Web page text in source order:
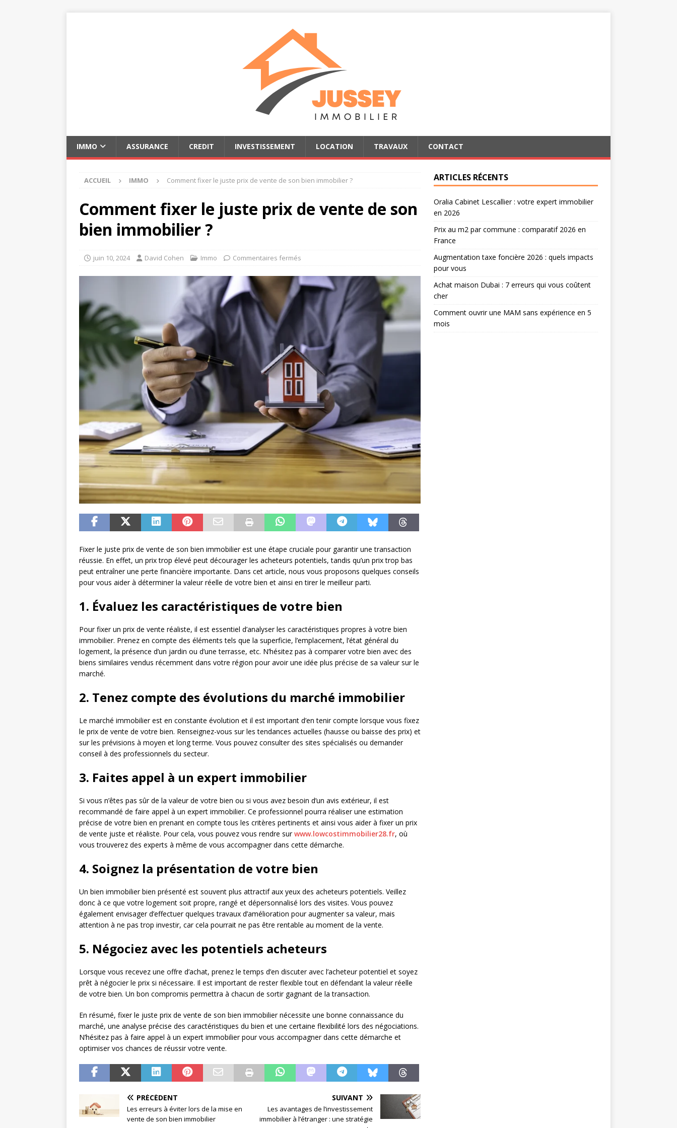
IMMO ASSURANCE CREDIT INVESTISSEMENT LOCATION TRAVAUX CONTACT
ACCUEIL IMMO Comment fixer le juste prix de vente de son bien immobilier ?
Comment fixer le juste prix de vente de son
bien immobilier ?
juin 10, 2024 David Cohen Immo Commentaires fermés
Fixer le juste prix de vente de son bien immobilier est une étape cruciale pour garantir une transaction
réussie. En effet, un prix trop élevé peut décourager les acheteurs potentiels, tandis qu’un prix trop bas
peut entraîner une perte financière importante. Dans cet article, nous vous proposons quelques conseils
pour vous aider à déterminer la valeur réelle de votre bien et ainsi en tirer le meilleur parti.
1. Évaluez les caractéristiques de votre bien
Pour fixer un prix de vente réaliste, il est essentiel d’analyser les caractéristiques propres à votre bien
immobilier. Prenez en compte des éléments tels que la superficie, l’emplacement, l’état général du
logement, la présence d’un jardin ou d’une terrasse, etc. N’hésitez pas à comparer votre bien avec des
biens similaires vendus récemment dans votre région pour avoir une idée plus précise de sa valeur sur le
marché.
2. Tenez compte des évolutions du marché immobilier
Le marché immobilier est en constante évolution et il est important d’en tenir compte lorsque vous fixez
le prix de vente de votre bien. Renseignez-vous sur les tendances actuelles (hausse ou baisse des prix) et
sur les prévisions à moyen et long terme. Vous pouvez consulter des sites spécialisés ou demander
conseil à des professionnels du secteur.
3. Faites appel à un expert immobilier
Si vous n’êtes pas sûr de la valeur de votre bien ou si vous avez besoin d’un avis extérieur, il est
recommandé de faire appel à un expert immobilier. Ce professionnel pourra réaliser une estimation
précise de votre bien en prenant en compte tous les critères pertinents et ainsi vous aider à fixer un prix
de vente juste et réaliste. Pour cela, vous pouvez vous rendre surwww.lowcostimmobilier28.fr, où
vous trouverez des experts à même de vous accompagner dans cette démarche.
4. Soignez la présentation de votre bien
Un bien immobilier bien présenté est souvent plus attractif aux yeux des acheteurs potentiels. Veillez
donc à ce que votre logement soit propre, rangé et dépersonnalisé lors des visites. Vous pouvez
également envisager d’effectuer quelques travaux d’amélioration pour augmenter sa valeur, mais
attention à ne pas trop investir, car cela pourrait ne pas être rentable au moment de la vente.
5. Négociez avec les potentiels acheteurs
Lorsque vous recevez une offre d’achat, prenez le temps d’en discuter avec l’acheteur potentiel et soyez
prêt à négocier le prix si nécessaire. Il est important de rester flexible tout en défendant la valeur réelle
de votre bien. Un bon compromis permettra à chacun de sortir gagnant de la transaction.
En résumé, fixer le juste prix de vente de son bien immobilier nécessite une bonne connaissance du
marché, une analyse précise des caractéristiques du bien et une certaine flexibilité lors des négociations.
N’hésitez pas à faire appel à un expert immobilier pour vous accompagner dans cette démarche et
optimiser vos chances de réussir votre vente.
PRÉCÉDENT
Les erreurs à éviter lors de la mise en
vente de son bien immobilier
SUIVANT
Les avantages de l’investissement
immobilier à l’étranger : une stratégie
ARTICLES RÉCENTS
Oralia Cabinet Lescallier : votre expert immobilier
en 2026
Prix au m2 par commune : comparatif 2026 en
France
Augmentation taxe foncière 2026 : quels impacts
pour vous
Achat maison Dubai : 7 erreurs qui vous coûtent
cher
Comment ouvrir une MAM sans expérience en 5
mois